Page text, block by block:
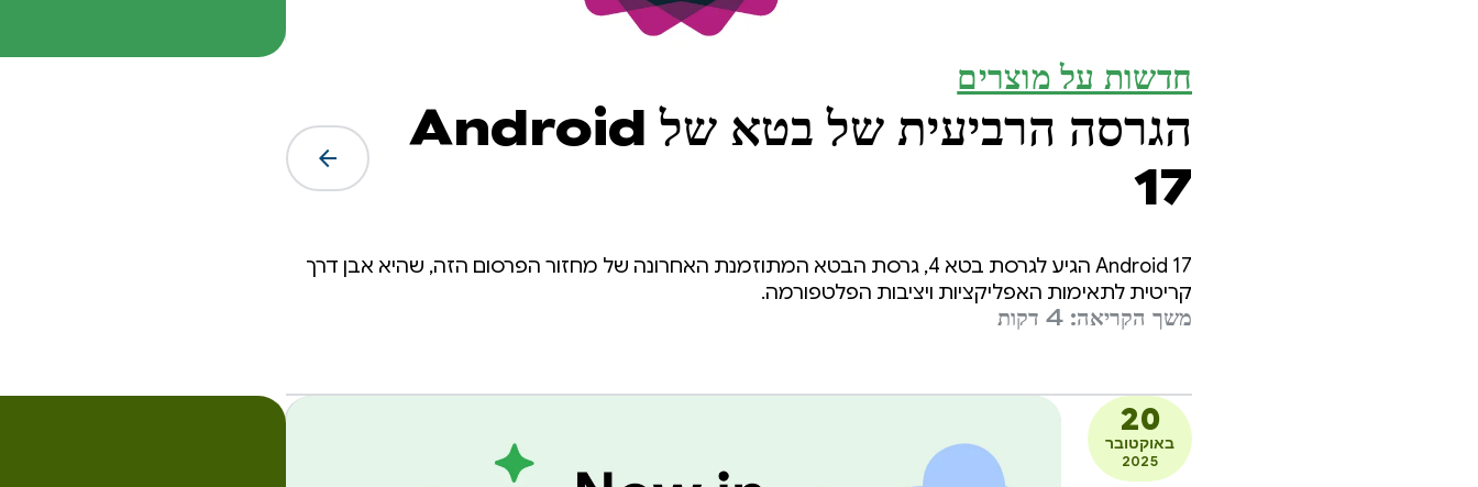
חדשות על מוצרים
הגרסה הרביעית של בטא של Android
17
arrow_forward
‫Android 17 הגיע לגרסת בטא 4, גרסת הבטא המתוזמנת האחרונה של מחזור הפרסום הזה, שהיא אבן דרך
קריטית לתאימות האפליקציות ויציבות הפלטפורמה.
משך הקריאה: 4 דקות
20
באוקטובר
2025